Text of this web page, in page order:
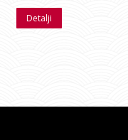
sa5.00od
Detalji